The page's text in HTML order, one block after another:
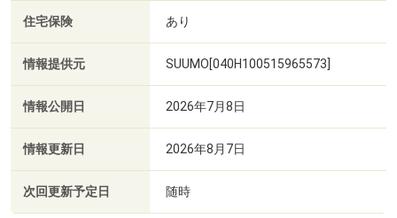
住宅保険 あり
情報提供元 SUUMO[040H100515965573]
情報公開日 2026年7月8日
情報更新日 2026年8月7日
次回更新予定日 随時